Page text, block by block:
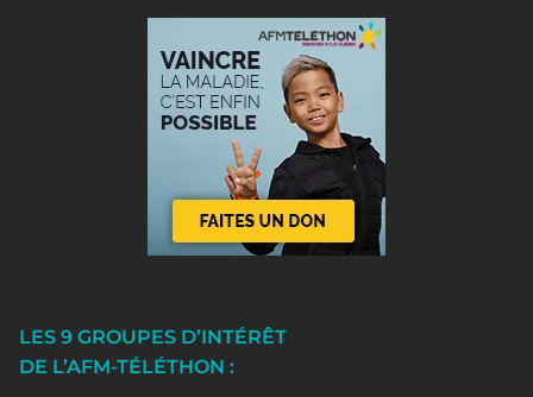
LES 9 GROUPES D’INTÉRÊT
DE L’AFM-TÉLÉTHON :